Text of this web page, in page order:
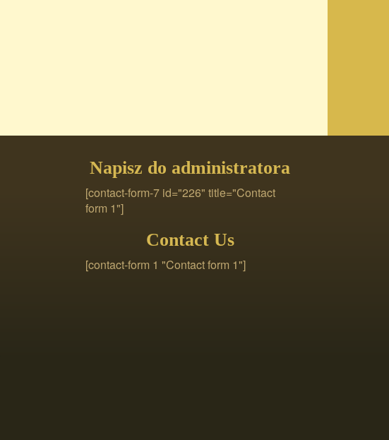
Napisz do administratora
[contact-form-7 id="226" title="Contact
form 1"]
Contact Us
[contact-form 1 "Contact form 1"]